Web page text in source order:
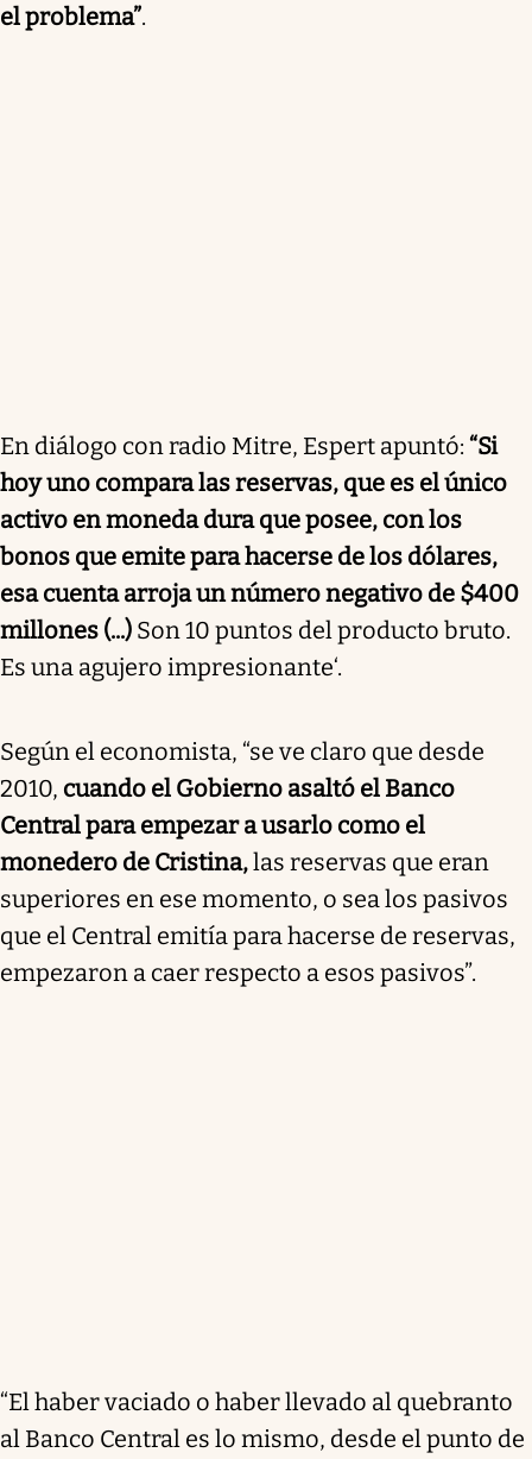
el problema”.
En diálogo con radio Mitre, Espert apuntó: “Si
hoy uno compara las reservas, que es el único
activo en moneda dura que posee, con los
bonos que emite para hacerse de los dólares,
esa cuenta arroja un número negativo de $400
millones (...) Son 10 puntos del producto bruto.
Es una agujero impresionante‘.
Según el economista, “se ve claro que desde
2010, cuando el Gobierno asaltó el Banco
Central para empezar a usarlo como el
monedero de Cristina,las reservas que eran
superiores en ese momento, o sea los pasivos
que el Central emitía para hacerse de reservas,
empezaron a caer respecto a esos pasivos”.
“El haber vaciado o haber llevado al quebranto
al Banco Central es lo mismo, desde el punto de